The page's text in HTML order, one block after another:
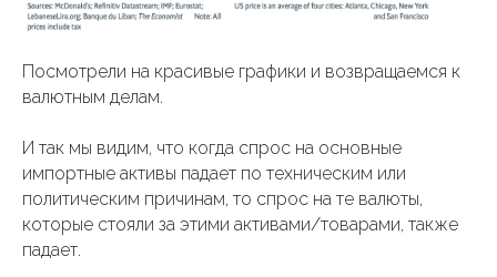
Посмотрели на красивые графики и возвращаемся к
валютным делам.
И так мы видим, что когда спрос на основные
импортные активы падает по техническим или
политическим причинам, то спрос на те валюты,
которые стояли за этими активами/товарами, также
падает.